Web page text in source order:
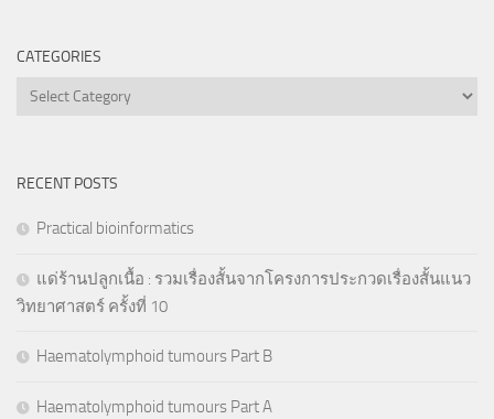
CATEGORIES
Categories
RECENT POSTS
Practical bioinformatics
แด่ร้านปลูกเนื้อ : รวมเรื่องสั้นจากโครงการประกวดเรื่องสั้นแนว
วิทยาศาสตร์ ครั้งที่ 10
Haematolymphoid tumours Part B
Haematolymphoid tumours Part A